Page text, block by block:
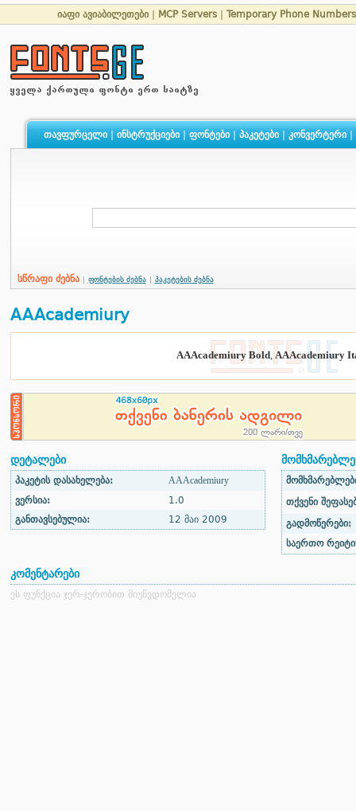
იაფი ავიაბილეთები MCP Servers Temporary Phone Numbers
თავფურცელი| ინსტრუქციები| ფონტები| პაკეტები| კონვერტერი|
სწრაფი ძებნა ფონტების ძებნა პაკეტების ძებნა
AAAcademiury
AAAcademiury Bold, AAAcademiury
დეტალები
პაკეტის დასახელება:
AAAcademiury
ვერსია:
1.0
განთავსებულია:
12 მაი 2009
თქვენი
გადმოწერები:
საერთო
კომენტარები
ეს ფუნქცია ჯერ-ჯერობით მიუწვდომელია